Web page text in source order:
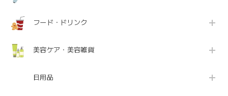
フード・ドリンク
美容ケア・美容雑貨
日用品